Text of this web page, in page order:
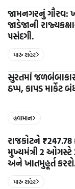
જામનગરનું ગૌરવ:
જાડેજાની
પસંદગી.
મારું શહેર
સુરતમાં
ઠપ્પ, કાપડ માર્કેટ
હવામાન
રાજકોટને ₹247.78
મુખ્યમંત્રી 2 ઓગસ્ટે
અને ખાતમુહૂર્ત
મારું શહેર